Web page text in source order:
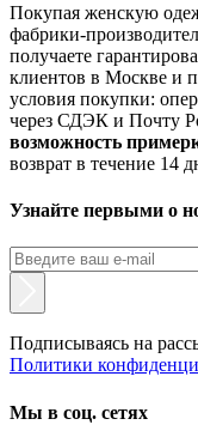
Покупая женскую
фабрики-
получаете
клиентов в Москве и
условия покупки:
через СДЭК и Почту
возможность
возврат в течение 14
Узнайте первыми о
Подписываясь на
Политики
Мы в соц. сетях